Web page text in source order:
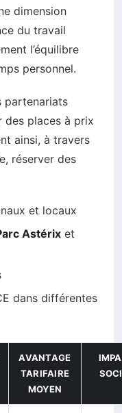
dimension
du travail
l’équilibre
personnel.
partenariats
des places à prix
ainsi, à travers
réserver des
et locaux
Astérix et
dans différentes
AVANTAGE
TARIFAIRE
MOYEN